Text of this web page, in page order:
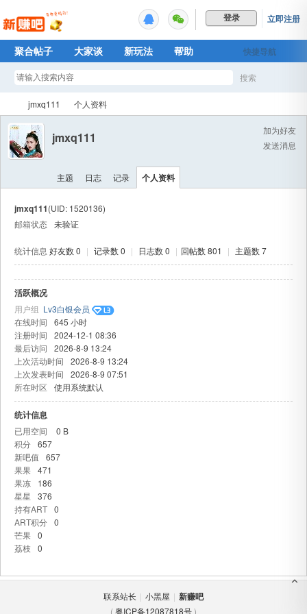
登录 立即注册
快捷导航
聚合帖子 大家谈 新玩法
帮助
Plus权益
搜索
新 ›
jmxq111 个人资料
加为好友
发送消息
jmxq111
主题 日志 记录 个人资料
jmxq111(UID: 1520136)
邮箱状态 未验证
统计信息 好友数 0 | 记录数 0 | 日志数 0 | 回帖数 801 | 主题数 7
活跃概况
用户组 Lv3白银会员
在线时间
645 小时
注册时间
2024-12-1 08:36
最后访问
2026-8-9 13:24
上次活动时间
2026-8-9 13:24
上次发表时间
2026-8-9 07:51
所在时区
使用系统默认
统计信息
已用空间
0 B
积分 657
新吧值
657
果果 471
果冻
186
星星
376
持有ART 0
ART积分 0
芒果 0
荔枝
0
联系站长 | 小黑屋 | 新赚吧
(粤ICP备12087818号)